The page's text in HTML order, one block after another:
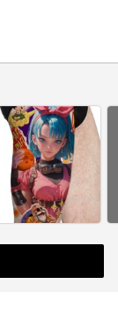
Zapytaj o cenę